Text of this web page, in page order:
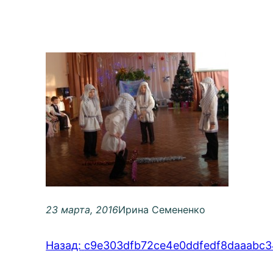
23 марта, 2016Ирина Семененко
Назад: